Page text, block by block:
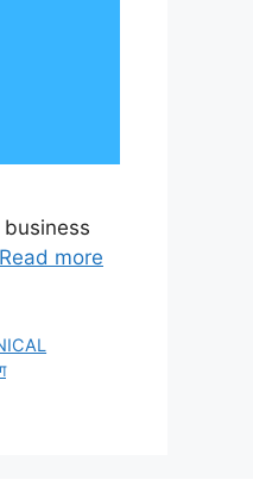
business
Read more